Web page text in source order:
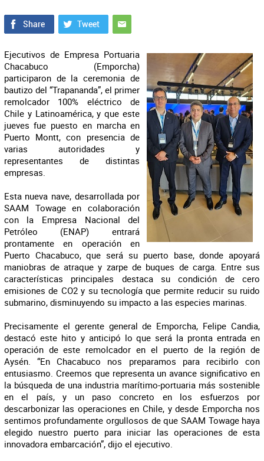
Ejecutivos de Empresa Portuaria
Chacabuco (Emporcha)
participaron de la ceremonia de
bautizo del “Trapananda”, el primer
remolcador 100% eléctrico de
Chile y Latinoamérica, y que este
jueves fue puesto en marcha en
Puerto Montt, con presencia de
varias autoridades y
representantes de distintas
empresas.
Esta nueva nave, desarrollada por
SAAM Towage en colaboración
con la Empresa Nacional del
Petróleo (ENAP) entrará
prontamente en operación en
Puerto Chacabuco, que será su puerto base, donde apoyará
maniobras de atraque y zarpe de buques de carga. Entre sus
características principales destaca su condición de cero
emisiones de CO2 y su tecnología que permite reducir su ruido
submarino, disminuyendo su impacto a las especies marinas.
Precisamente el gerente general de Emporcha, Felipe Candia,
destacó este hito y anticipó lo que será la pronta entrada en
operación de este remolcador en el puerto de la región de
Aysén. “En Chacabuco nos preparamos para recibirlo con
entusiasmo. Creemos que representa un avance significativo en
la búsqueda de una industria marítimo-portuaria más sostenible
en el país, y un paso concreto en los esfuerzos por
descarbonizar las operaciones en Chile, y desde Emporcha nos
sentimos profundamente orgullosos de que SAAM Towage haya
elegido nuestro puerto para iniciar las operaciones de esta
innovadora embarcación”, dijo el ejecutivo.